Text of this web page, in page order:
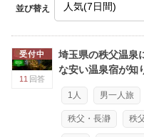
並び替え
受付中
11 回答
埼玉県の秩父温泉
な安い温泉宿が知
1人 男一人旅
秩父・長瀞 秩